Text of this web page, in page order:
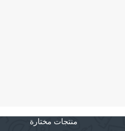
منتجات مختارة